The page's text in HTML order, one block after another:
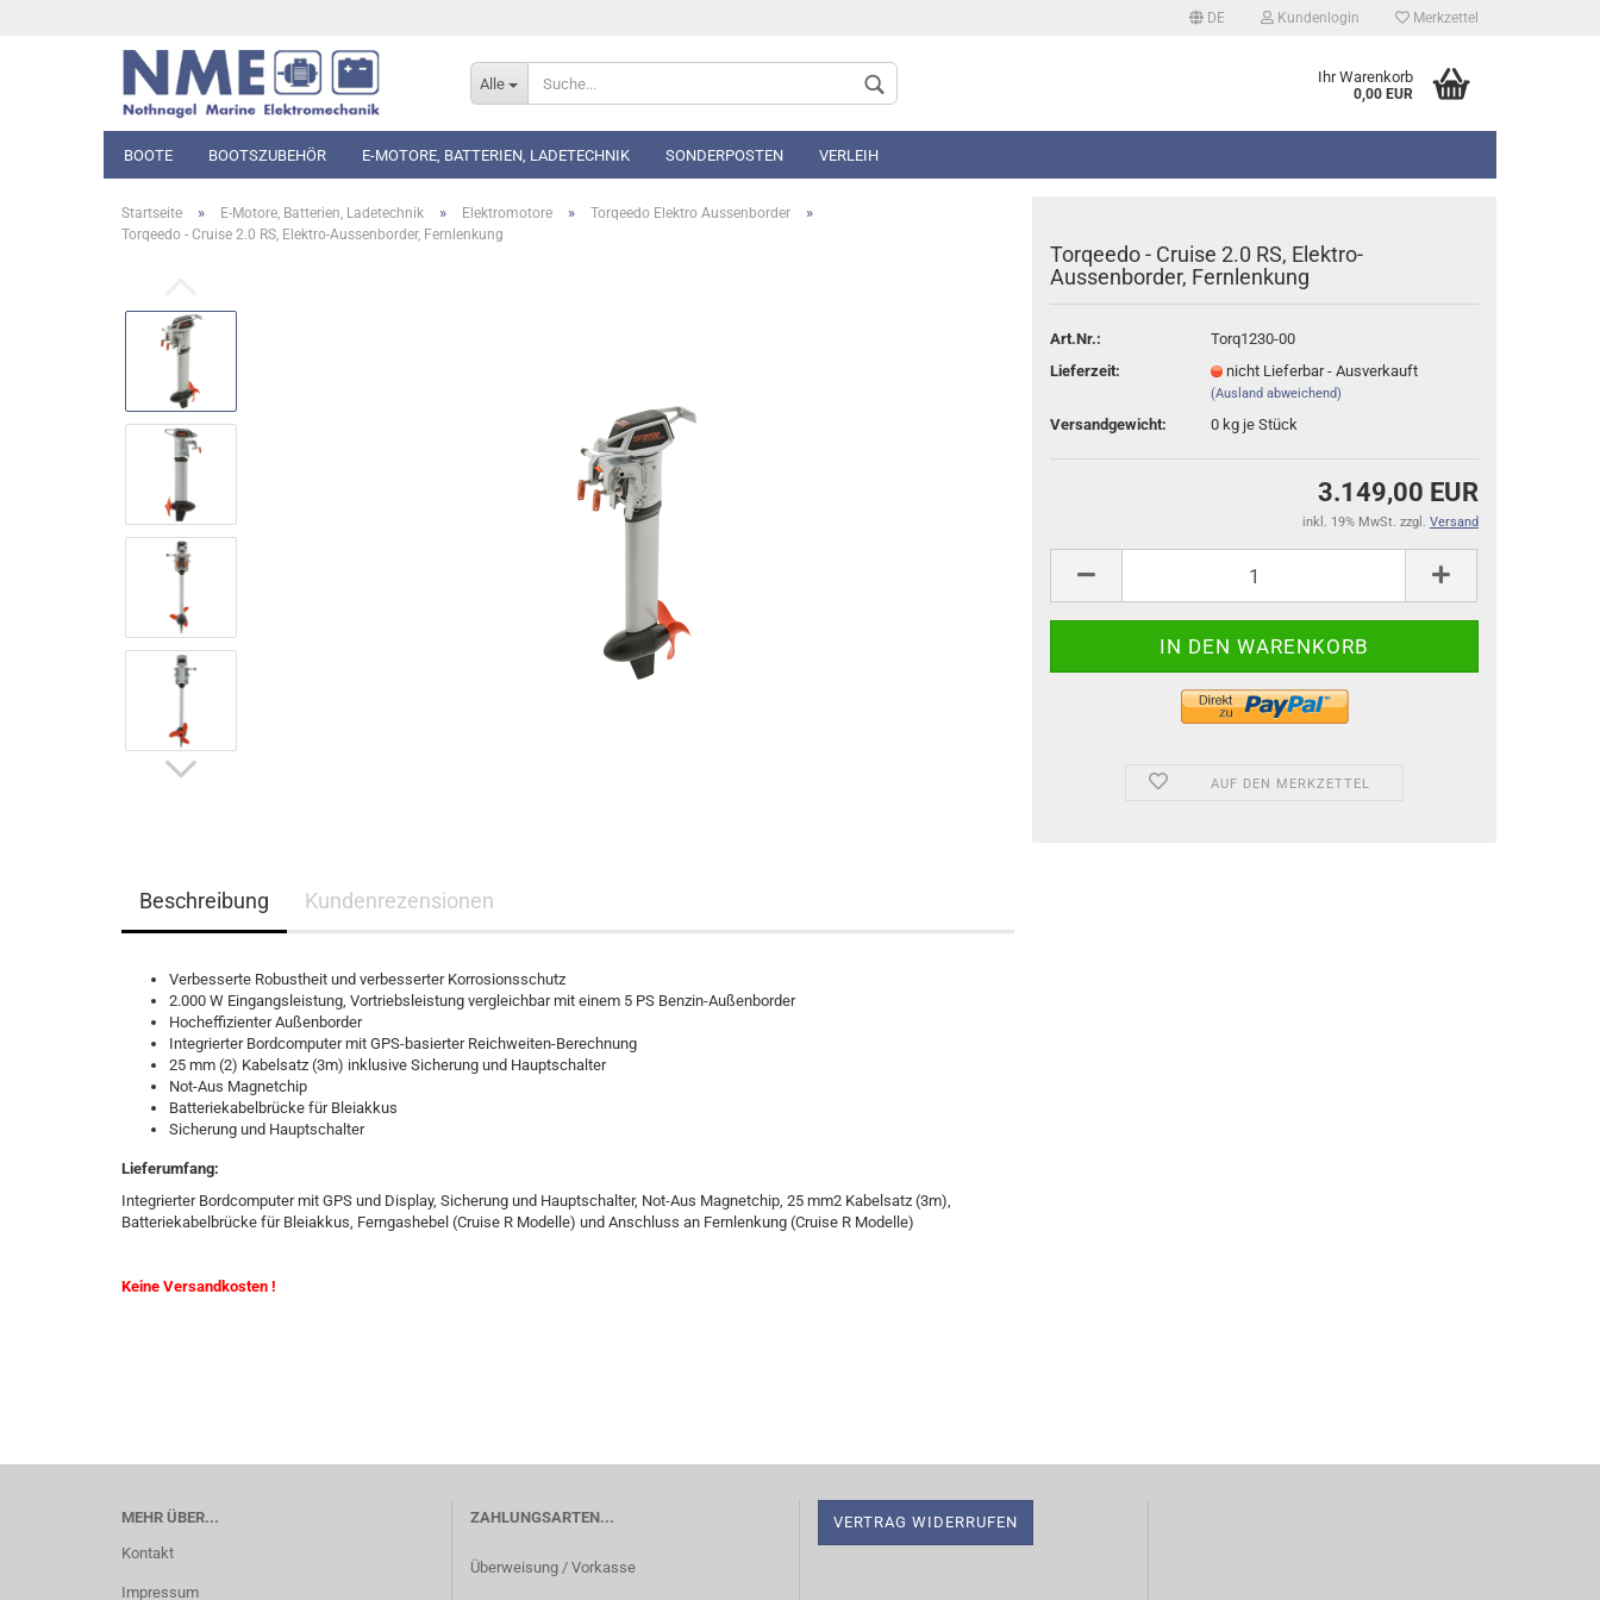
DE Kundenlogin
Konto erstellen
Passwort vergessen?
Merkzettel
Alle Ihr Warenkorb
0,00 EUR
BOOTE BOOTSZUBEHÖR E-MOTORE, BATTERIEN, LADETECHNIK SONDERPOSTEN VERLEIH
Startseite » E-Motore, Batterien, Ladetechnik » Elektromotore » Torqeedo Elektro Aussenborder »
Torqeedo - Cruise 2.0 RS, Elektro-Aussenborder, Fernlenkung
Torqeedo - Cruise 2.0 RS, Elektro-
Aussenborder, Fernlenkung
Art.Nr.:
Torq1230-00
Lieferzeit:
nicht Lieferbar - Ausverkauft
(Ausland abweichend)
Versandgewicht: 0 kg je Stück
3.149,00 EUR
inkl. 19% MwSt. zzgl. Versand
AUF DEN MERKZETTEL
Beschreibung Kundenrezensionen
Verbesserte Robustheit und verbesserter Korrosionsschutz
2.000 W Eingangsleistung, Vortriebsleistung vergleichbar mit einem 5 PS Benzin-Außenborder
Hocheffizienter Außenborder
Integrierter Bordcomputer mit GPS-basierter Reichweiten-Berechnung
25 mm (2) Kabelsatz (3m) inklusive Sicherung und Hauptschalter
Not-Aus Magnetchip
Batteriekabelbrücke für Bleiakkus
Sicherung und Hauptschalter
Lieferumfang:
Integrierter Bordcomputer mit GPS und Display, Sicherung und Hauptschalter, Not-Aus Magnetchip, 25 mm2 Kabelsatz (3m),
Batteriekabelbrücke für Bleiakkus, Ferngashebel (Cruise R Modelle) und Anschluss an Fernlenkung (Cruise R Modelle)
Keine Versandkosten !
MEHR ÜBER...
Kontakt
Impressum
ZAHLUNGSARTEN...
Überweisung / Vorkasse
VERTRAG WIDERRUFEN